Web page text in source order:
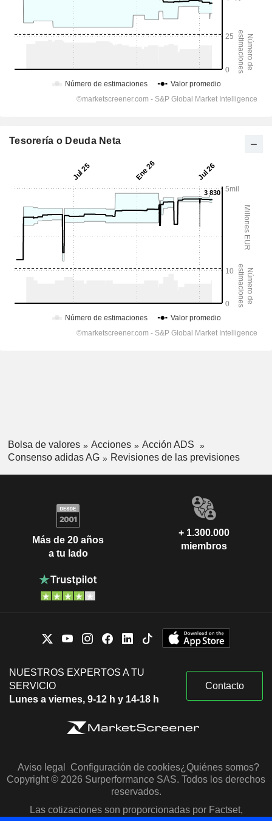
Tesorería o Deuda Neta
Bolsa de valores Acciones
Acción ADS
Consenso adidas AG
Revisiones de las previsiones
Más de 20 años
a tu lado
+ 1.300.000
miembros
NUESTROS EXPERTOS A TU
SERVICIO
Lunes a viernes, 9-12 h y 14-18 h
Contacto
Aviso legal Configuración de cookies¿Quiénes somos?
Copyright © 2026 Surperformance SAS. Todos los derechos
reservados.
Las cotizaciones son proporcionadas por Factset,